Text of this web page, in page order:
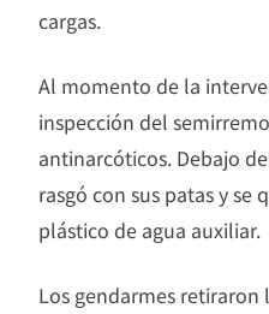
cargas.
Al momento de la
inspección del
antinarcóticos. Debajo
rasgó con sus patas y
plástico de agua auxiliar.
Los gendarmes retiraron